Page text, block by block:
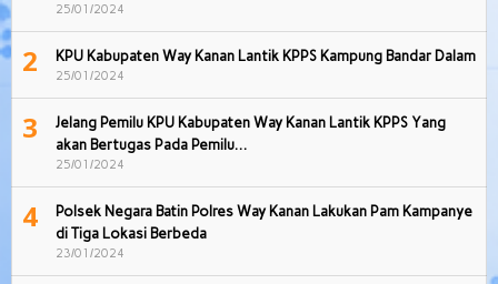
25/01/2024
2 KPU Kabupaten Way Kanan Lantik KPPS Kampung Bandar Dalam
25/01/2024
3
Jelang Pemilu KPU Kabupaten Way Kanan Lantik KPPS Yang
akan Bertugas Pada Pemilu…
25/01/2024
4
Polsek Negara Batin Polres Way Kanan Lakukan Pam Kampanye
di Tiga Lokasi Berbeda
23/01/2024